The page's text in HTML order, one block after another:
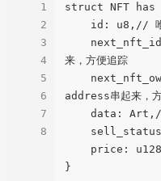
1
2
3
4
5
6
7
8
struct NFT
来，方便追踪
address串起来，